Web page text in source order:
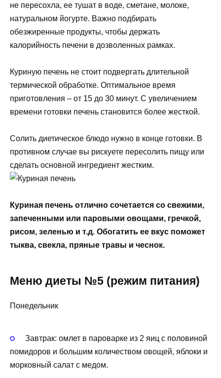
не пересохла, ее тушат в воде, сметане, молоке,
натуральном йогурте. Важно подбирать
обезжиренные продукты, чтобы держать
калорийность печени в дозволенных рамках.
Куриную печень не стоит подвергать длительной
термической обработке. Оптимальное время
приготовления – от 15 до 30 минут. С увеличением
времени готовки печень становится более жесткой.
Солить диетическое блюдо нужно в конце готовки. В
противном случае вы рискуете пересолить пищу или
сделать основной ингредиент жестким.
Куриная печень отлично сочетается со свежими,
запеченными или паровыми овощами, гречкой,
рисом, зеленью и т.д. Обогатить ее вкус поможет
тыква, свекла, пряные травы и чеснок.
Меню диеты №5 (режим питания)
Понедельник
Завтрак: омлет в пароварке из 2 яиц с половиной
помидоров и большим количеством овощей, яблоки и
морковный салат с медом.